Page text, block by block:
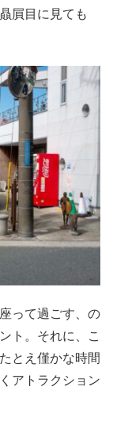
屓目に見ても
って過ごす、の
ト。それに、こ
とえ僅かな時間
アトラクション